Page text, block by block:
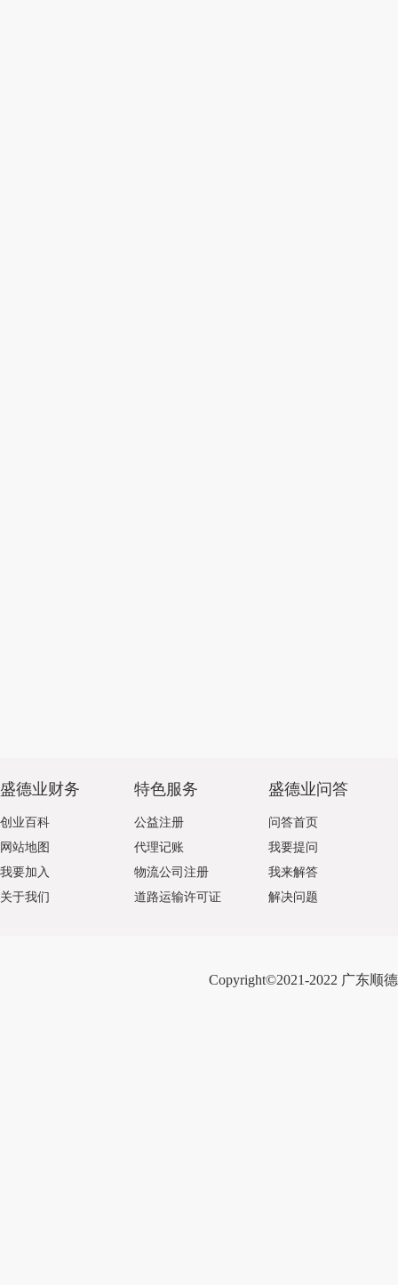
盛德业财务
创业百科
网站地图
我要加入
关于我们
特色服务
公益注册
代理记账
物流公司注册
道路运输许可证
盛德业问答
问答首页
我要提问
我来解答
解决问题
Copyright©2021-2022 广东顺